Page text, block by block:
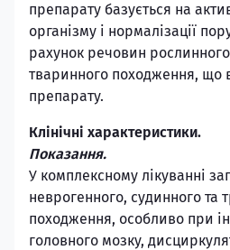
препарату базується на
організму і нормалізації
рахунок речовин
тваринного походження, що
препарату.
Клінічні характеристики.
Показання.
У комплексному лікуванні
неврогенного, судинного та
походження, особливо при
головного мозку,